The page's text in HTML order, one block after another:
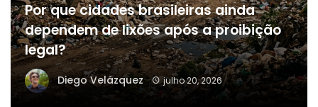
Por que cidades brasileiras ainda
dependem de lixões após a proibição
legal?
Diego Velázquez julho 20, 2026